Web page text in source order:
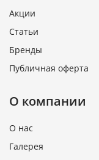
Акции
Статьи
Бренды
Публичная оферта
О компании
О нас
Галерея